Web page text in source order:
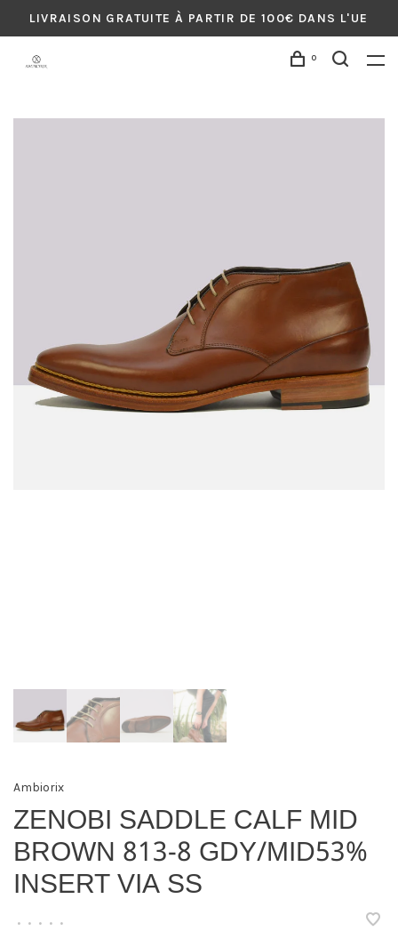
LIVRAISON GRATUITE À PARTIR DE 100€ DANS L'UE
0
Ambiorix
ZENOBI SADDLE CALF MID
BROWN 813-8 GDY/MID53%
INSERT VIA SS
• • • • •